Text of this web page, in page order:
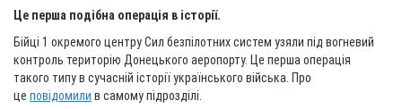
Це перша подібна операція в історії.
Бійці 1 окремого центру Сил безпілотних систем узяли під вогневий
контроль територію Донецького аеропорту. Це перша операція
такого типу в сучасній історії українського війська. Про
це повідомили в самому підрозділі.